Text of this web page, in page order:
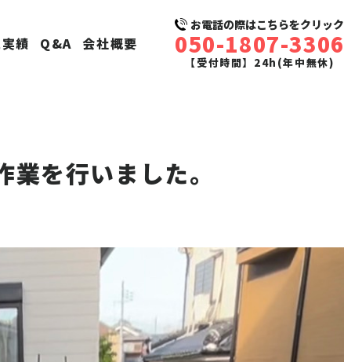
績 Q&A 会社概要
お電話の際はこちらをクリック
050-1807-3306
【受付時間】24h(年中無休)
を行いました。